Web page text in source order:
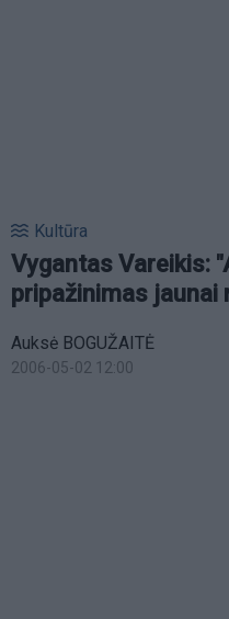
Kultūra
Vygantas Vareikis:
pripažinimas jaunai
Auksė BOGUŽAITĖ
2006-05-02 12:00